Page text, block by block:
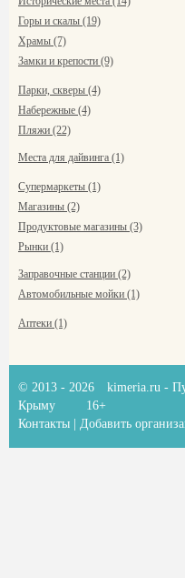
Горы и скалы (19)
Храмы (7)
Замки и крепости (9)
Парки, скверы (4)
Набережные (4)
Пляжи (22)
Места для дайвинга (1)
Супермаркеты (1)
Магазины (2)
Продуктовые магазины (3)
Рынки (1)
Заправочные станции (2)
Автомобильные мойки (1)
Аптеки (1)
© 2013 - 2026 kimeria.ru -
Крыму
16+
Контакты
Добавить